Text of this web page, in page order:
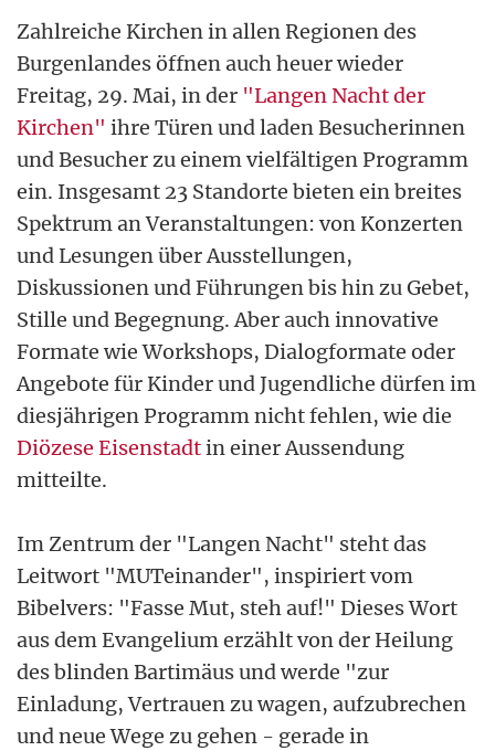
Zahlreiche Kirchen in allen Regionen des
Burgenlandes öffnen auch heuer wieder
Freitag, 29. Mai, in der "Langen Nacht der
Kirchen" ihre Türen und laden Besucherinnen
und Besucher zu einem vielfältigen Programm
ein. Insgesamt 23 Standorte bieten ein breites
Spektrum an Veranstaltungen: von Konzerten
und Lesungen über Ausstellungen,
Diskussionen und Führungen bis hin zu Gebet,
Stille und Begegnung. Aber auch innovative
Formate wie Workshops, Dialogformate oder
Angebote für Kinder und Jugendliche dürfen im
diesjährigen Programm nicht fehlen, wie die
Diözese Eisenstadtin einer Aussendung
mitteilte.
Im Zentrum der "Langen Nacht" steht das
Leitwort "MUTeinander", inspiriert vom
Bibelvers: "Fasse Mut, steh auf!" Dieses Wort
aus dem Evangelium erzählt von der Heilung
des blinden Bartimäus und werde "zur
Einladung, Vertrauen zu wagen, aufzubrechen
und neue Wege zu gehen - gerade in